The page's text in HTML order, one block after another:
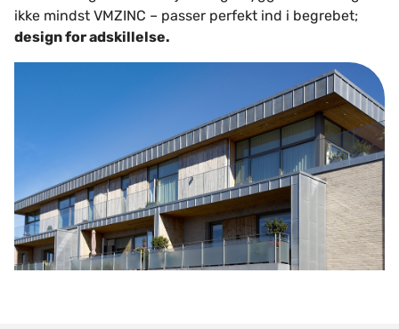
ikke mindst VMZINC – passer perfekt ind i begrebet;
design for adskillelse.